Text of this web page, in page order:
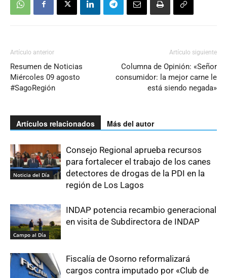
Artículo anterior
Resumen de Noticias
Miércoles 09 agosto
#SagoRegión
Artículo siguiente
Columna de Opinión: «Señor
consumidor: la mejor carne le
está siendo negada»
Artículos relacionados Más del autor
Noticia del Día
Consejo Regional aprueba recursos
para fortalecer el trabajo de los canes
detectores de drogas de la PDI en la
región de Los Lagos
Campo al Día
INDAP potencia recambio generacional
en visita de Subdirectora de INDAP
Fiscalía de Osorno reformalizará
cargos contra imputado por «Club de